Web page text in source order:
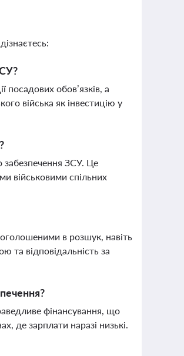
обов’язків, а
війська як інвестицію у
забезпечення ЗСУ. Це
військовими спільних
в розшук, навіть
та відповідальність за
фінансування, що
де зарплати наразі низькі.